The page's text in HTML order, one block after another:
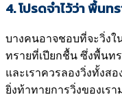
4. โปรดจำไว้ว่า พื้น
บางคนอาจชอบที่จะวิ่ง
ทรายที่เปียกชื้น ซึ่งพื้นท
และเราควรลองวิ่งทั้งส
ยิ่งท้าทายการวิ่งของเร